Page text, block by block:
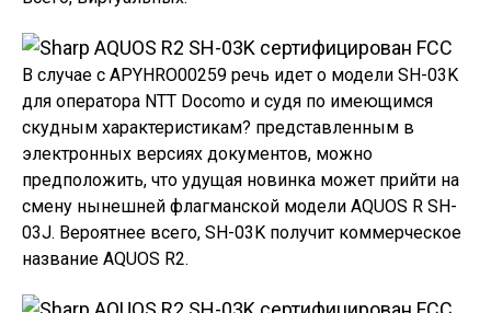
В случае с APYHRO00259 речь идет о модели SH-03K
для оператора NTT Docomo и судя по имеющимся
скудным характеристикам? представленным в
электронных версиях документов, можно
предположить, что удущая новинка может прийти на
смену нынешней флагманской модели AQUOS R SH-
03J. Вероятнее всего, SH-03K получит коммерческое
название AQUOS R2.